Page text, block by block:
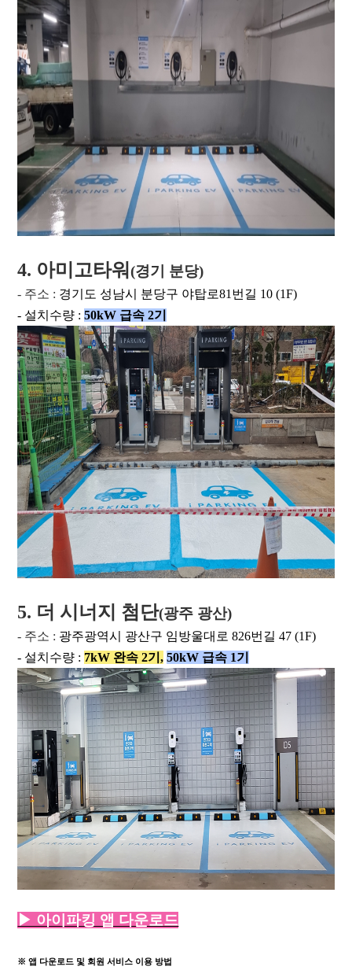
4. 아미고타워(경기 분당)
- 주소 : 경기도 성남시 분당구 야탑로81번길 10 (1F)
- 설치수량 :50kW 급속 2기
5. 더 시너지 첨단(광주 광산)
- 주소 : 광주광역시 광산구 임방울대로 826번길 47 (1F)
- 설치수량 : 7kW 완속 2기, 50kW 급속 1기
▶ 아이파킹 앱 다운로드
※ 앱 다운로드 및 회원 서비스 이용 방법